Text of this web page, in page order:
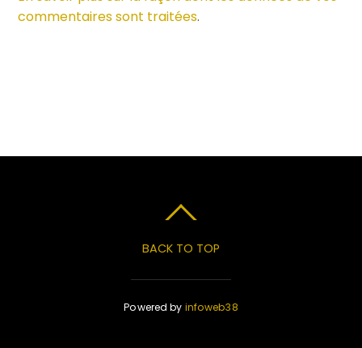
commentaires sont traitées.
BACK TO TOP
Powered by infoweb38